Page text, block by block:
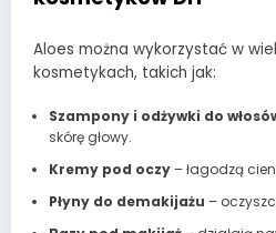
Aloes można wykorzystać w
kosmetykach, takich jak:
Szampony i odżywki do
skórę głowy.
Kremy pod oczy– łagodzą
Płyny do demakijażu –